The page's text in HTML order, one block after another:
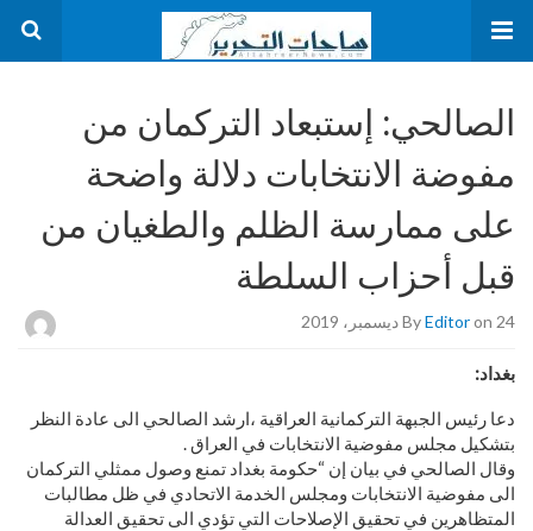
الصالحي: إستبعاد التركمان من
مفوضة الانتخابات دلالة واضحة
على ممارسة الظلم والطغيان من
قبل أحزاب السلطة
ByEditoron 24 ديسمبر، 2019
بغداد:
دعا رئيس الجبهة التركمانية العراقية ،ارشد الصالحي الى عادة النظر
بتشكيل مجلس مفوضية الانتخابات في العراق .
وقال الصالحي في بيان إن “حكومة بغداد تمنع وصول ممثلي التركمان
الى مفوضية الانتخابات ومجلس الخدمة الاتحادي في ظل مطالبات
المتظاهرين في تحقيق الإصلاحات التي تؤدي الى تحقيق العدالة